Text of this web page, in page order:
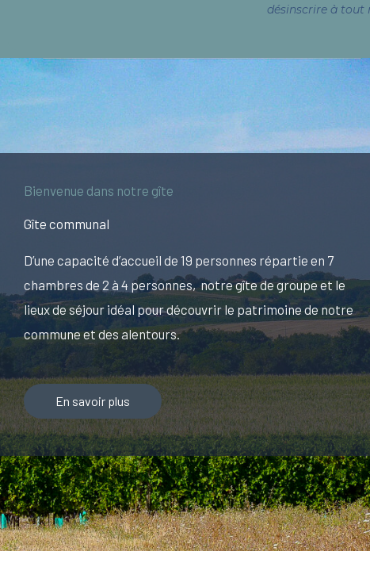
désinscrire à tout
Bienvenue dans notre gîte
Gîte communal
D’une capacité d’accueil de 19 personnes répartie en 7
chambres de 2 à 4 personnes, notre gîte de groupe et le
lieux de séjour idéal pour découvrir le patrimoine de notre
commune et des alentours.
En savoir plus